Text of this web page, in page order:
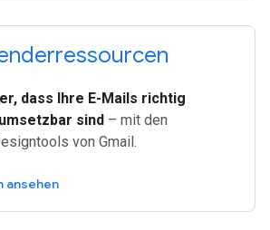
dass Ihre E-Mails richtig
sind – mit den
von Gmail.
ansehen